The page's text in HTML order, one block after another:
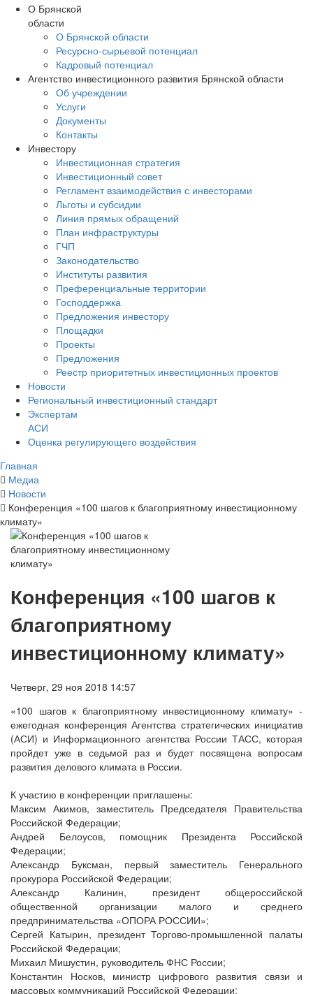
О Брянской
области
О Брянской области
Ресурсно-сырьевой потенциал
Кадровый потенциал
Агентство инвестиционного развития Брянской области
Об учреждении
Услуги
Документы
Контакты
Инвестору
Инвестиционная стратегия
Инвестиционный совет
Регламент взаимодействия с инвесторами
Льготы и субсидии
Линия прямых обращений
План инфраструктуры
ГЧП
Законодательство
Институты развития
Преференциальные территории
Господдержка
Предложения инвестору
Площадки
Проекты
Предложения
Реестр приоритетных инвестиционных проектов
Новости
Региональный инвестиционный стандарт
Экспертам
АСИ
Оценка регулирующего воздействия
Главная
Медиа
Новости
Конференция «100 шагов к благоприятному инвестиционному
климату»
Конференция «100 шагов к
благоприятному
инвестиционному климату»
Четверг, 29 ноя 2018 14:57
«100 шагов к благоприятному инвестиционному климату» -
ежегодная конференция Агентства стратегических инициатив
(АСИ) и Информационного агентства России ТАСС, которая
пройдет уже в седьмой раз и будет посвящена вопросам
развития делового климата в России.
К участию в конференции приглашены:
Максим Акимов, заместитель Председателя Правительства
Российской Федерации;
Андрей Белоусов, помощник Президента Российской
Федерации;
Александр Буксман, первый заместитель Генерального
прокурора Российской Федерации;
Александр Калинин, президент общероссийской
общественной организации малого и среднего
предпринимательства «ОПОРА РОССИИ»;
Сергей Катырин, президент Торгово-промышленной палаты
Российской Федерации;
Михаил Мишустин, руководитель ФНС России;
Константин Носков, министр цифрового развития связи и
массовых коммуникаций Российской Федерации;